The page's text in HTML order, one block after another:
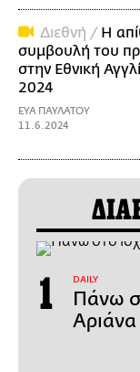
Διεθνή / Η
συμβουλή του
στην Εθνική
2024
ΕΥΑ ΠΑΥΛΑΤΟΥ
11.6.2024
DAILY
Πάνω
Αριάνα